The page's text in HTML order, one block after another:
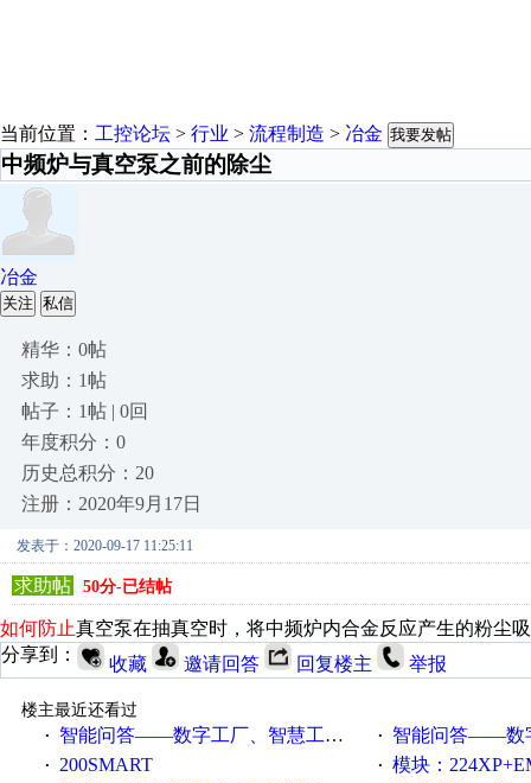
当前位置： 工控论坛 > 行业 > 流程制造 > 冶金 我要发帖
中频炉与真空泵之前的除尘
冶金
关注 私信
精华：0帖
求助：1帖
帖子：1帖 | 0回
年度积分：0
历史总积分：20
注册：2020年9月17日
发表于：2020-09-17 11:25:11
求助帖 50分-已结帖
如何防止真空泵在抽真空时，将中频炉内合金反应产生的粉尘
分享到：
收藏 邀请回答 回复楼主 举报
楼主最近还看过
·
智能问答——数字工厂、智慧工厂和智能制造三者的区别是什么？ · 智能问答——数字化工厂与
· 200SMART · 模块：